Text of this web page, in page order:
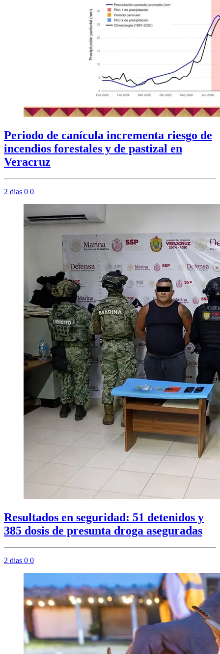
Periodo de canícula incrementa riesgo de
incendios forestales y de pastizal en
Veracruz
2 dias 0 0
Resultados en seguridad: 51 detenidos y
385 dosis de presunta droga aseguradas
2 dias 0 0